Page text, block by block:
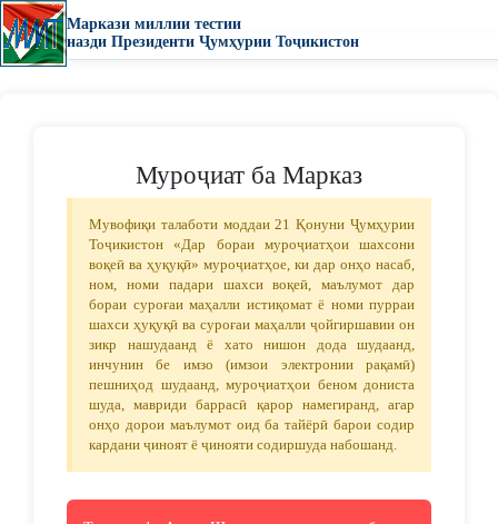
Маркази миллии тестии
назди Президенти Ҷумҳурии Тоҷикистон
Муроҷиат ба Марказ
Мувофиқи талаботи моддаи 21 Қонуни Ҷумҳурии
Тоҷикистон «Дар бораи муроҷиатҳои шахсони
воқеӣ ва ҳуқуқӣ» муроҷиатҳое, ки дар онҳо насаб,
ном, номи падари шахси воқеӣ, маълумот дар
бораи суроғаи маҳалли истиқомат ё номи пурраи
шахси ҳуқуқӣ ва суроғаи маҳалли ҷойгиршавии он
зикр нашудаанд ё хато нишон дода шудаанд,
инчунин бе имзо (имзои электронии рақамӣ)
пешниҳод шудаанд, муроҷиатҳои беном дониста
шуда, мавриди баррасӣ қарор намегиранд, агар
онҳо дорои маълумот оид ба тайёрӣ барои содир
кардани ҷиноят ё ҷинояти содиршуда набошанд.